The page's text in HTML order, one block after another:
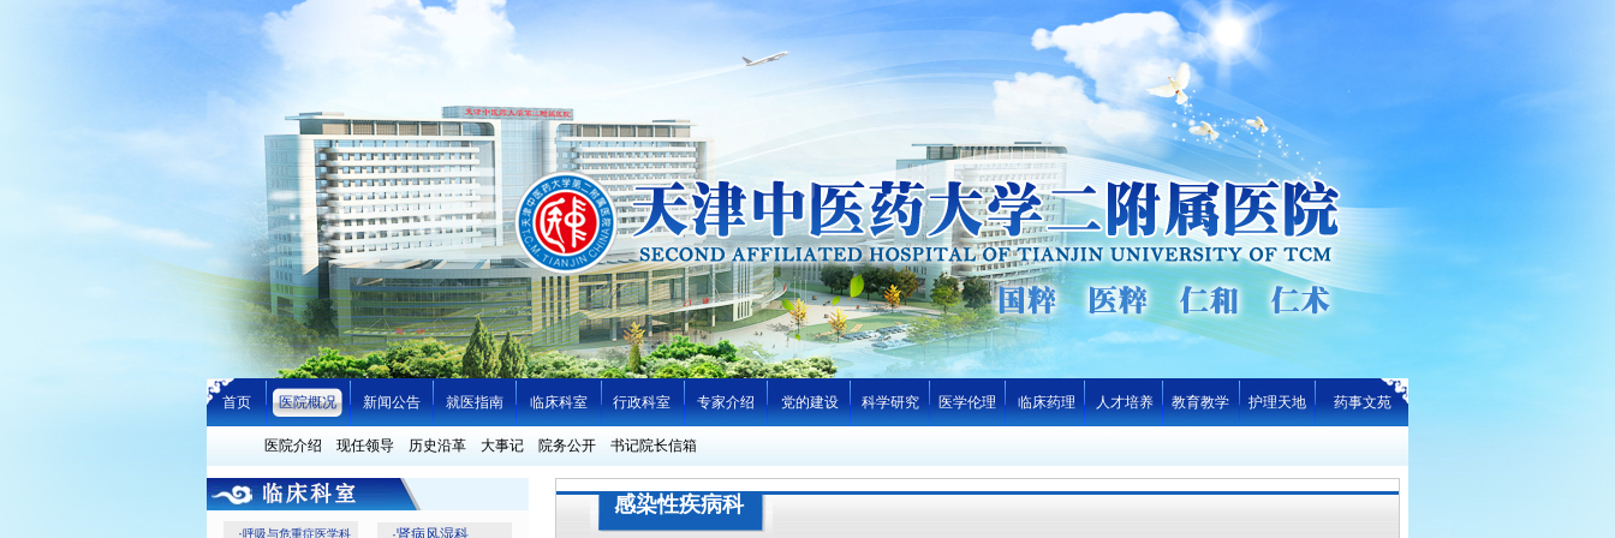
首页 医院概况 新闻公告 就医指南 临床科室 行政科室 专家介绍 党的建设 科学研究 医学伦理 临床药理 人才培养 教育教学 护理天地 药事文苑
医院介绍 现任领导 历史沿革 大事记 院务公开 书记院长信箱
·呼吸与危重症医学科 ·肾病风湿科
感染性疾病科